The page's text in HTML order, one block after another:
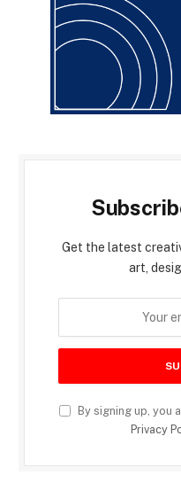
Get the latest
art,
By signing up, you
Privacy